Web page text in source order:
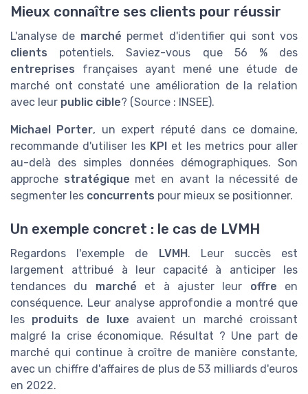
Mieux connaître ses clients pour réussir
L'analyse de marché permet d'identifier qui sont vos
clients potentiels. Saviez-vous que 56 % des
entreprises françaises ayant mené une étude de
marché ont constaté une amélioration de la relation
avec leur public cible? (Source : INSEE).
Michael Porter, un expert réputé dans ce domaine,
recommande d'utiliser les KPI et les metrics pour aller
au-delà des simples données démographiques. Son
approche stratégique met en avant la nécessité de
segmenter les concurrents pour mieux se positionner.
Un exemple concret : le cas de LVMH
Regardons l'exemple de LVMH . Leur succès est
largement attribué à leur capacité à anticiper les
tendances du marché et à ajuster leur offre en
conséquence. Leur analyse approfondie a montré que
les produits de luxe avaient un marché croissant
malgré la crise économique. Résultat ? Une part de
marché qui continue à croître de manière constante,
avec un chiffre d'affaires de plus de 53 milliards d'euros
en 2022.